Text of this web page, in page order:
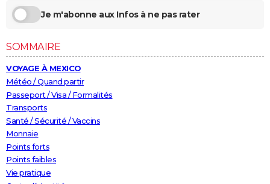
COPAINS D'AVANT
FORUM
Bricolage
Culture
Television
Voyage
Je m'abonne aux Infos à ne pas rater
SOMMAIRE
VOYAGE À MEXICO
Météo / Quand partir
Passeport / Visa / Formalités
Transports
Santé / Sécurité / Vaccins
Monnaie
Points forts
Points faibles
Vie pratique